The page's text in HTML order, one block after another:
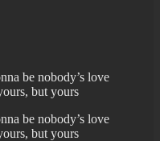
be nobody’s love
but yours
be nobody’s love
but yours